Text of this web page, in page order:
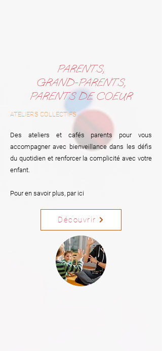
PARENT.S,
GRAND-PARENT.S,
PARENT.S DE COEUR
ATELIERS COLLECTIFS
Des ateliers et cafés parents pour vous
accompagner avec bienveillance dans les défis
du quotidien et renforcer la complicité avec votre
enfant.
Pour en savoir plus, par ici
Découvrir